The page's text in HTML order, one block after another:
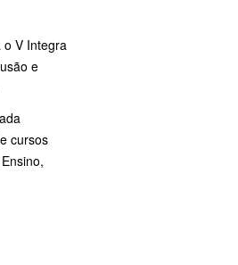
o V Integra
e
cursos